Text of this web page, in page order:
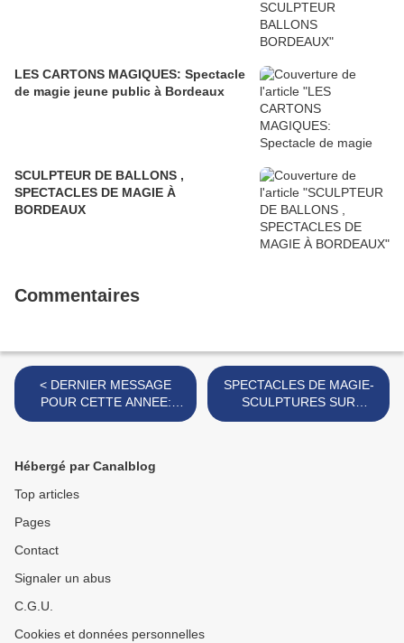
LES CARTONS MAGIQUES: Spectacle
de magie jeune public à Bordeaux
SCULPTEUR DE BALLONS ,
SPECTACLES DE MAGIE À
BORDEAUX
Commentaires
< DERNIER MESSAGE
POUR CETTE ANNEE:
SCULPTURES SUR
SPECTACLES DE MAGIE-
SCULPTURES SUR
BALLONS EN AQUITAINE >
Hébergé par Canalblog
Top articles
Pages
Contact
Signaler un abus
C.G.U.
Cookies et données personnelles